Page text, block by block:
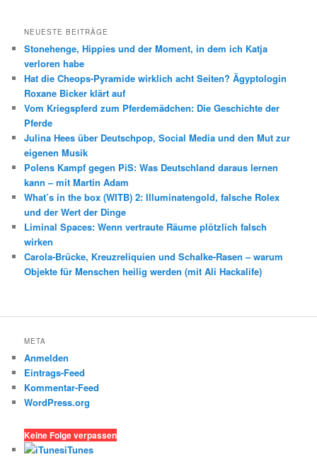
NEUESTE BEITRÄGE
Stonehenge, Hippies und der Moment, in dem ich Katja
verloren habe
Hat die Cheops-Pyramide wirklich acht Seiten? Ägyptologin
Roxane Bicker klärt auf
Vom Kriegspferd zum Pferdemädchen: Die Geschichte der
Pferde
Julina Hees über Deutschpop, Social Media und den Mut zur
eigenen Musik
Polens Kampf gegen PiS: Was Deutschland daraus lernen
kann – mit Martin Adam
What’s in the box (WITB) 2: Illuminatengold, falsche Rolex
und der Wert der Dinge
Liminal Spaces: Wenn vertraute Räume plötzlich falsch
wirken
Carola-Brücke, Kreuzreliquien und Schalke-Rasen – warum
Objekte für Menschen heilig werden (mit Ali Hackalife)
META
Anmelden
Eintrags-Feed
Kommentar-Feed
WordPress.org
Keine Folge verpassen
iTunes